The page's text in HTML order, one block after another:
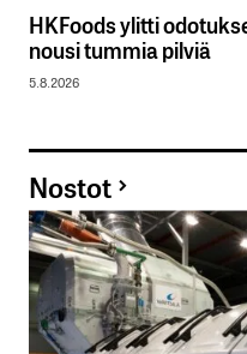
HKFoods ylitti
nousi tummia pilviä
5.8.2026
Nostot